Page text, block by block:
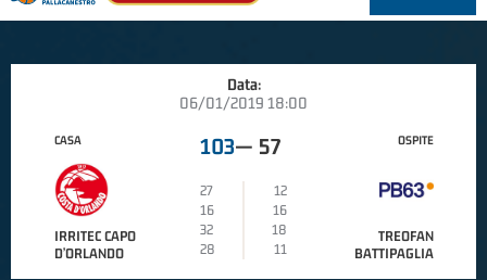
Data:
06/01/2019 18:00
CASA
IRRITEC CAPO
D’ORLANDO
103— 57
27
12
16
16
32
18
28
11
OSPITE
TREOFAN
BATTIPAGLIA